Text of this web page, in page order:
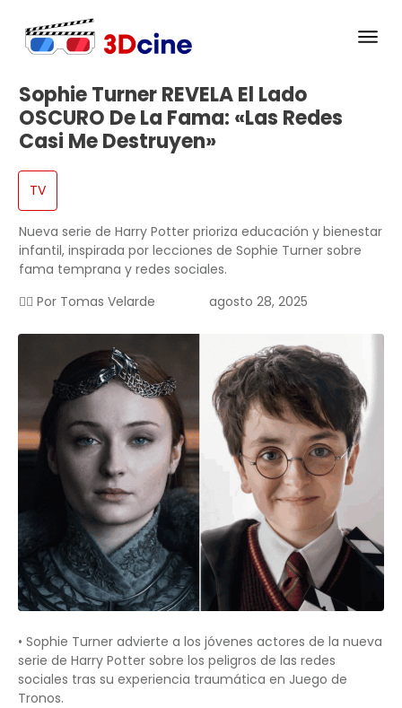
Sophie Turner REVELA El Lado
OSCURO De La Fama: «Las Redes
Casi Me Destruyen»
TV
Nueva serie de Harry Potter prioriza educación y bienestar
infantil, inspirada por lecciones de Sophie Turner sobre
fama temprana y redes sociales.
✍🏻 Por Tomas Velarde agosto 28, 2025
• Sophie Turner advierte a los jóvenes actores de la nueva
serie de Harry Potter sobre los peligros de las redes
sociales tras su experiencia traumática en Juego de
Tronos.